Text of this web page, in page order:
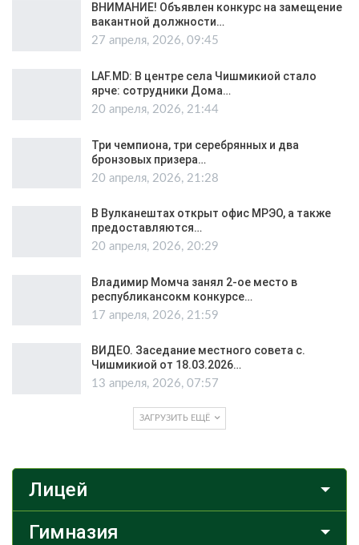
ВНИМАНИЕ! Объявлен конкурс на замещение
вакантной должности…
27 апреля, 2026, 09:45
LAF.MD: В центре села Чишмикиой стало
ярче: сотрудники Дома…
20 апреля, 2026, 21:44
Три чемпиона, три серебрянных и два
бронзовых призера…
20 апреля, 2026, 21:28
В Вулканештах открыт офис МРЭО, а также
предоставляются…
20 апреля, 2026, 20:29
Владимир Момча занял 2-ое место в
республикансокм конкурсе…
17 апреля, 2026, 21:59
ВИДЕО. Заседание местного совета с.
Чишмикиой от 18.03.2026…
13 апреля, 2026, 07:57
ЗАГРУЗИТЬ ЕЩЁ
Лицей
Гимназия